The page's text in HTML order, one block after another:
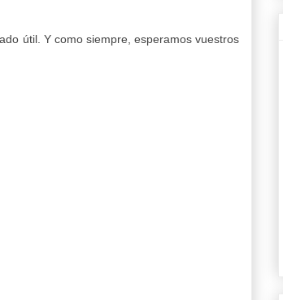
útil. Y como siempre, esperamos vuestros